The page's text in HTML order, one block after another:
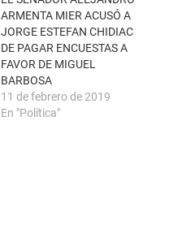
ARMENTA MIER ACUSÓ A
JORGE ESTEFAN CHIDIAC
DE PAGAR ENCUESTAS A
FAVOR DE MIGUEL
BARBOSA
11 de febrero de 2019
En "Política"